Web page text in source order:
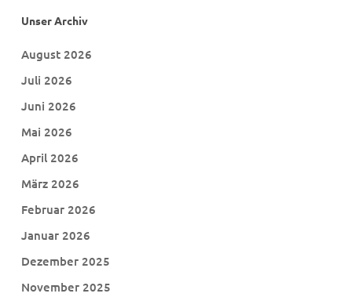
Unser Archiv
August 2026
Juli 2026
Juni 2026
Mai 2026
April 2026
März 2026
Februar 2026
Januar 2026
Dezember 2025
November 2025